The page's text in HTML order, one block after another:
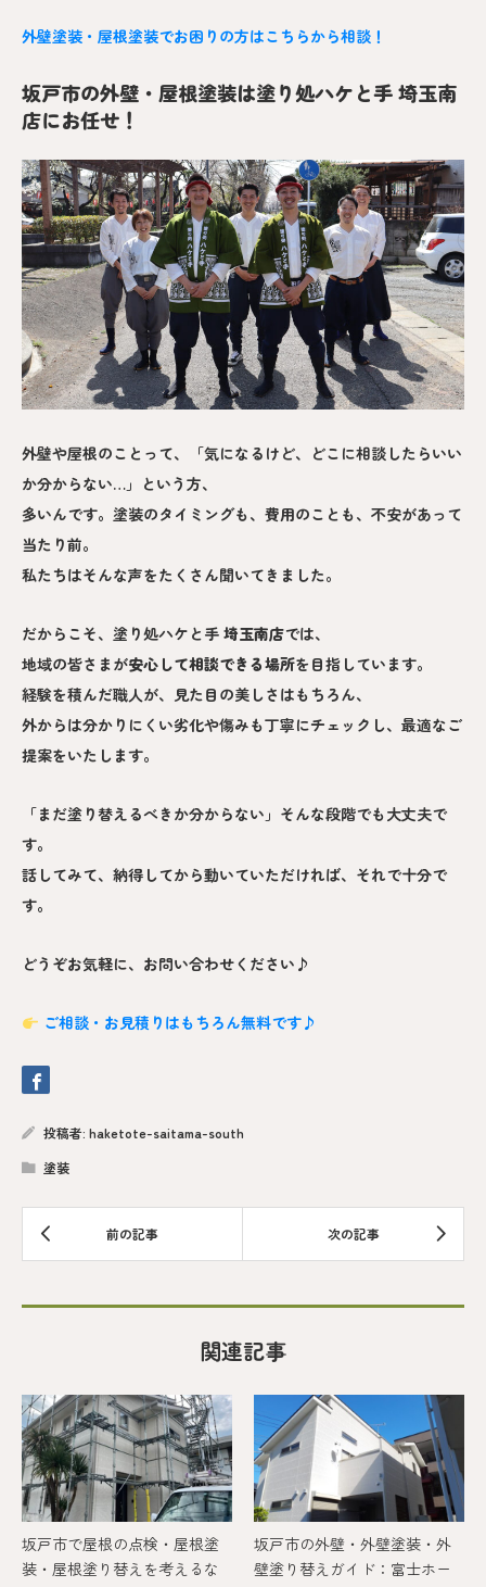
外壁塗装・屋根塗装でお困りの方はこちらから相談！
坂戸市の外壁・屋根塗装は塗り処ハケと手 埼玉南
店にお任せ！
外壁や屋根のことって、「気になるけど、どこに相談したらいい
か分からない…」という方、
多いんです。塗装のタイミングも、費用のことも、不安があって
当たり前。
私たちはそんな声をたくさん聞いてきました。
だからこそ、塗り処ハケと手 埼玉南店では、
地域の皆さまが安心して相談できる場所を目指しています。
経験を積んだ職人が、見た目の美しさはもちろん、
外からは分かりにくい劣化や傷みも丁寧にチェックし、最適なご
提案をいたします。
「まだ塗り替えるべきか分からない」そんな段階でも大丈夫で
す。
話してみて、納得してから動いていただければ、それで十分で
す。
どうぞお気軽に、お問い合わせください♪
ご相談・お見積りはもちろん無料です♪
投稿者: haketote-saitama-south
塗装
関連記事
坂戸市で屋根の点検・屋根塗
装・屋根塗り替えを考えるな
坂戸市の外壁・外壁塗装・外
壁塗り替えガイド：富士ホー